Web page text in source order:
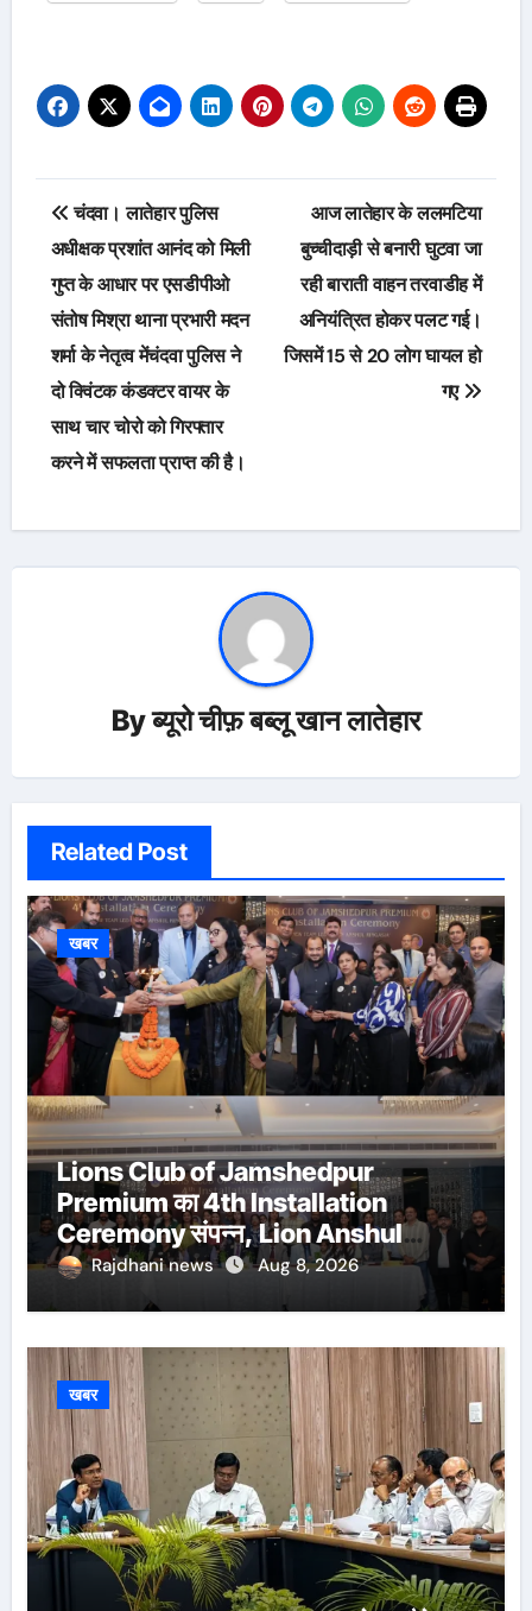
Post
navigation
चंदवा। लातेहार पुलिस
अधीक्षक प्रशांत आनंद को मिली
गुप्त के आधार पर एसडीपीओ
संतोष मिश्रा थाना प्रभारी मदन
शर्मा के नेतृत्व मेंचंदवा पुलिस ने
दो क्विंटक कंडक्टर वायर के
साथ चार चोरो को गिरफ्तार
करने में सफलता प्राप्त की है।
आज लातेहार के ललमटिया
बुच्चीदाड़ी से बनारी घुटवा जा
रही बाराती वाहन तरवाडीह में
अनियंत्रित होकर पलट गई।
जिसमें 15 से 20 लोग घायल हो
गए
Byब्यूरो चीफ़ बब्लू खान लातेहार
Related Post
खबर
Lions Club of Jamshedpur
Premium का 4th Installation
Ceremony संपन्न, Lion Anshul
Ringasia ने संभाला अध्यक्ष पद
Rajdhani news Aug 8, 2026
खबर